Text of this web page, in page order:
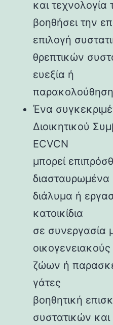
και τεχνολογία
βοηθήσει την
επιλογή
θρεπτικών
ευεξία ή
Ένα
Διοικητικού
ECVCN
μπορεί
διασταυρωμένα
διάλυμα ή
κατοικίδια
σε συνεργασία
ζώων ή
γάτες
βοηθητική
συστατικών